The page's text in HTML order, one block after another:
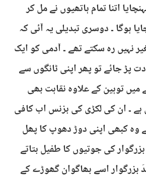
اتنا تمام ہاتھیوں نے مل کر
ہوگا ۔ دوسری تبدیلی یہ آئی کہ
نہیں رہ سکتے تھے ۔ آدمی کو ایک
پڑ جائے تو پھر اپنی ٹانگوں سے
میں توہین کے علاوہ نقاہت بھی
۔ ان کی لکڑی کی بزنس اب کافی
کبھی اپنی دوڑ دھوپ کا پھل
کی جوتیوں کا طفیل بتاتے
بزرگوار اسے بھاگوان گھوڑے کے